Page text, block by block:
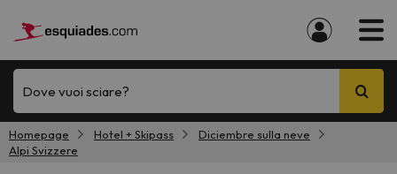
Dove vuoi sciare?
Homepage Hotel + Skipass
Diciembre sulla neve
Alpi Svizzere